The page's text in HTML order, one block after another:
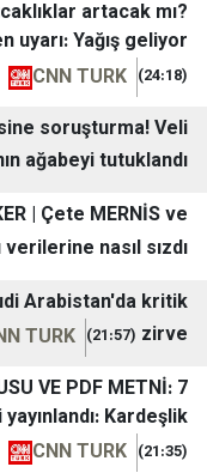
mi sıcaklıklar
uyarı:
CNN
Belediyesine
Ağbaba’nın
(22:06)
HACKER |
halk sağlığı verilerine
Suudi
CNN TURK
KONUSU VE
Hutbesi
CNN